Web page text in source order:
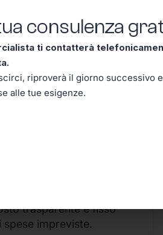
trasparente e fisso
spese impreviste.
consulenza
ti contatterà
riproverà il giorno successivo
alle tue esigenze.